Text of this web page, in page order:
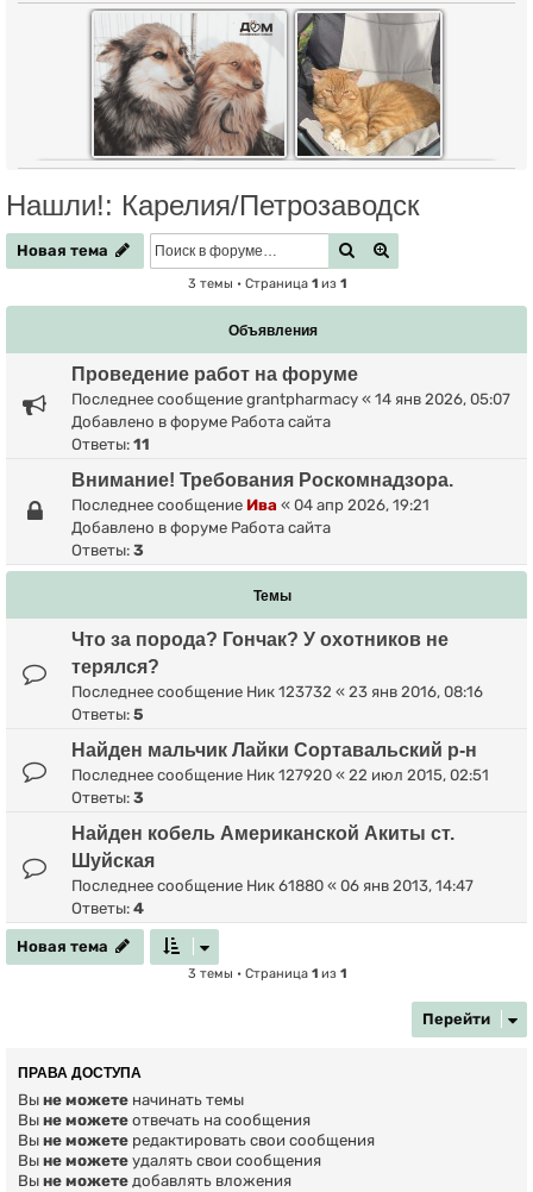
Нашли!: Карелия/Петрозаводск
Новая тема
Новая тема Поиск
3 темы • Страница 1из 1
Объявления
Проведение работ на форуме
Последнее сообщение grantpharmacy « 14 янв 2026, 05:07
Добавлено в форуме Работа сайта
Ответы: 11
Внимание! Требования Роскомнадзора.
Последнее сообщение Ива « 04 апр 2026, 19:21
Добавлено в форуме Работа сайта
Ответы: 3
Темы
Что за порода? Гончак? У охотников не
терялся?
Последнее сообщение Ник 123732 « 23 янв 2016, 08:16
Ответы: 5
Найден мальчик Лайки Сортавальский р-н
Последнее сообщение Ник 127920 « 22 июл 2015, 02:51
Ответы: 3
Найден кобель Американской Акиты ст.
Шуйская
Последнее сообщение Ник 61880 « 06 янв 2013, 14:47
Ответы: 4
Новая тема
Новая тема
3 темы • Страница 1из 1
Перейти
ПРАВА ДОСТУПА
Вы не можете начинать темы
Вы не можете отвечать на сообщения
Вы не можете редактировать свои сообщения
Вы не можете удалять свои сообщения
Вы не можете добавлять вложения